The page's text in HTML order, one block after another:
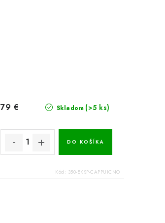
Skladom (>5 ks)
79 €
DO KOŠÍKA
Kód: 350-EKSP-CAPPUICNO